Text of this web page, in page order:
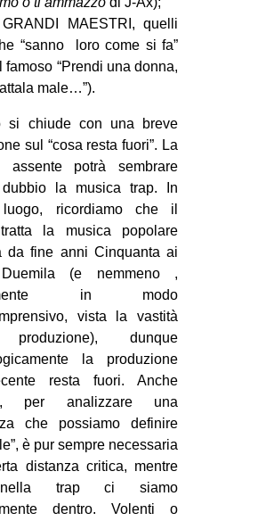
GRANDI MAESTRI, quelli
“sanno
loro come si fa”
famoso “Prendi una donna,
male…”).
si chiude con una breve
sul “cosa resta fuori”. La
assente potrà sembrare
la musica trap. In
ricordiamo che il
la musica popolare
da fine anni Cinquanta ai
(e nemmeno ,
in modo
vista la vastità
dunque
la produzione
resta fuori. Anche
per analizzare una
che possiamo definire
è pur sempre necessaria
distanza critica, mentre
trap ci siamo
dentro.
Volenti o